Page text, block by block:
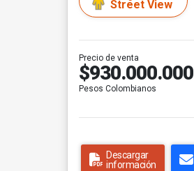
Street View
Precio de venta
$930.000.000
Pesos Colombianos
Descargar
información